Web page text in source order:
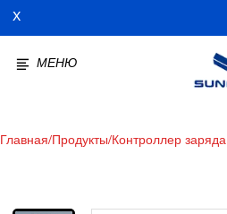
X
МЕНЮ
Главная/ Продукты/Контроллер заряда